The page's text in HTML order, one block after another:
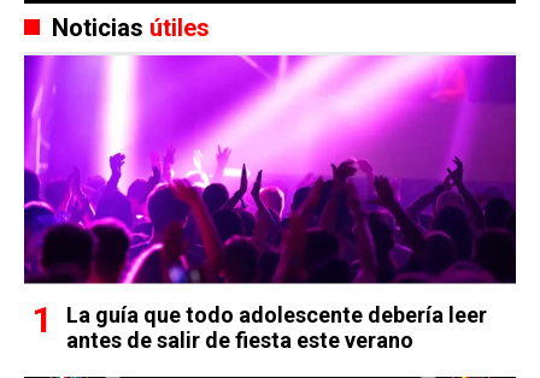
Noticias útiles
La guía que todo adolescente debería leer
antes de salir de fiesta este verano